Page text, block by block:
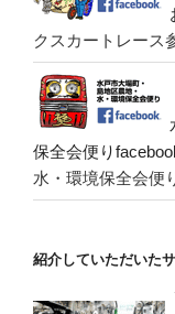
クスカートレース
保全会便り
水・環境保全会便
紹介していただいた